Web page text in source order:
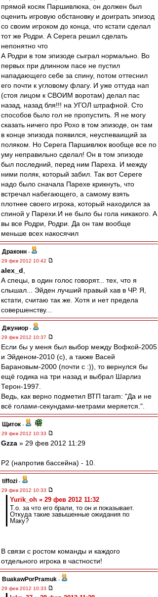
прямой косяк Паршивлюка, он должен был
оценить игровую обстановку и доиграть эпизод
со своим игроком до конца, что кстати сделал
тот же Родри. А Серега решил сделать
непонятно что
А Родри в том эпизоде сыграл нормально. Во
первых при длинном пасе не пустил
нападающего себе за спину, потом оттеснил
его почти к угловому флагу. И уже оттуда нап
(стоя лицом к СВОИМ воротам) делал пас
назад, назад бля!!! на УГОЛ штрафной. Сто
способов было гол не пропустить. Я не могу
сказать ничего про Рохо в том эпизоде, он там
в конце эпизода появился, неуспеваищий за
поляком. Но Серега Паршивлюк вообще все по
уму неправильно сделал! Он в том эпизоде
был последний, перед ним Пареха. И между
ними поляк, который забил. Так вот Сереге
надо было сначала Парехе крикнуть, что
встречал набегающего, а самому взять
плотнее своего игрока, который находился за
спиной у Парехи.И не было бы гола никакого. А
вы все Родри, Родри. Да он там вообще
меньше всех накосячил
Драконн -
29 фев 2012 10:42
alex_d
А спецы, в один голос говорят... тех, что я
слышал... Эйден лучший правый хав в ЧР. Я,
кстати, считаю так же. Хотя и нет предела
совершенству...
Джуниор -
29 фев 2012 10:37
Если бы у меня был выбор между Вофкой-2005
и Эйденом-2010 (с), а также Васей
Барановым-2000 (почти с :)), то вернулся бы
ещё годика на три назад и выбрал Шарлиз
Терон-1997.
Ведь, как верно подметил ВТП taram: "Да и не
всё голами-секундами-метрами меряется.".
Щиток -
29 фев 2012 10:33
Gzza » 29 фев 2012 11:29
P2 (напротив бассейна) - 10.
tiffozi -
29 фев 2012 10:33
Yurik_oh » 29 фев 2012 11:32
Т.о. за что его брали, то он и показывает.
Откуда такие завышенные ожидания по
Маку?
В связи с ростом команды и каждого
отдельного игрока в частности!
BuakawPorPramuk -
29 фев 2012 10:33